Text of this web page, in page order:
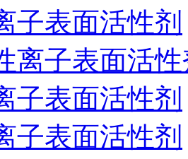
子表面活性剂
离子表面活
子表面活性剂
子表面活性剂